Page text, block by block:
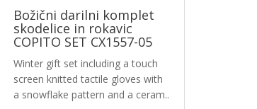
Božični darilni komplet
skodelice in rokavic
COPITO SET CX1557-05
Winter gift set including a touch
screen knitted tactile gloves with
a snowflake pattern and a ceram..